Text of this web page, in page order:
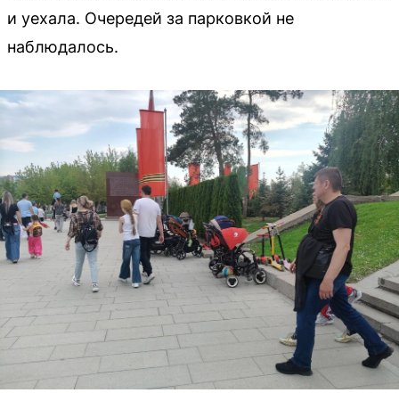
и уехала. Очередей за парковкой не
наблюдалось.